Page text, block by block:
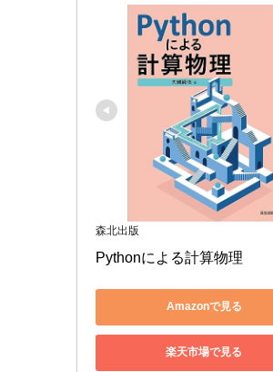
森北出版
Pythonによる計算物理
Amazonで見る
楽天市場で見る